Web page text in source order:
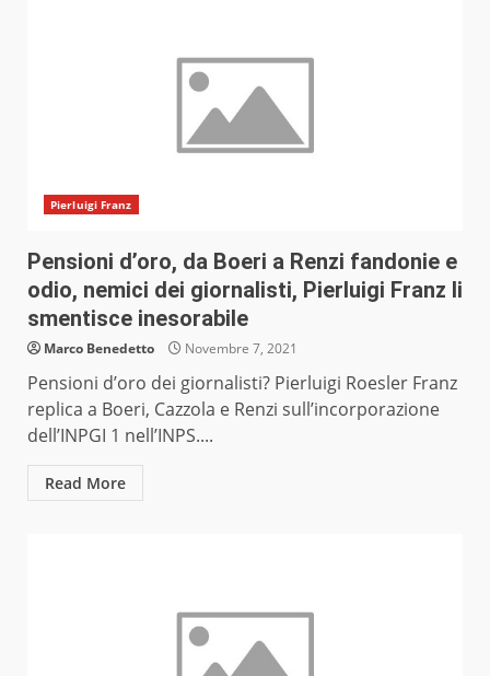
Pierluigi Franz
Pensioni d’oro, da Boeri a Renzi fandonie e
odio, nemici dei giornalisti, Pierluigi Franz li
smentisce inesorabile
Marco Benedetto Novembre 7, 2021
Pensioni d’oro dei giornalisti? Pierluigi Roesler Franz
replica a Boeri, Cazzola e Renzi sull’incorporazione
dell’INPGI 1 nell’INPS....
Read More